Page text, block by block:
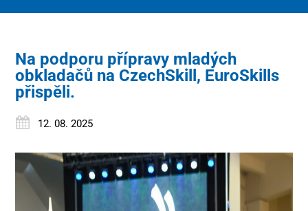
Na podporu přípravy mladých
obkladačů na CzechSkill, EuroSkills
přispěli.
12. 08. 2025